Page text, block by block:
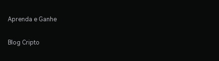
Aprenda e Ganhe
Blog Cripto